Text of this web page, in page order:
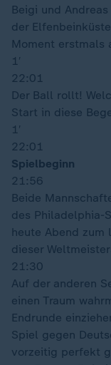
Beigi und
der
Moment erstmals
1′
22:01
Der Ball rollt!
Start in diese
1′
22:01
Spielbeginn
21:56
Beide
des Philadelphia-
heute Abend
dieser
21:30
Auf der anderen
einen Traum
Endrunde
Spiel gegen
vorzeitig perfekt